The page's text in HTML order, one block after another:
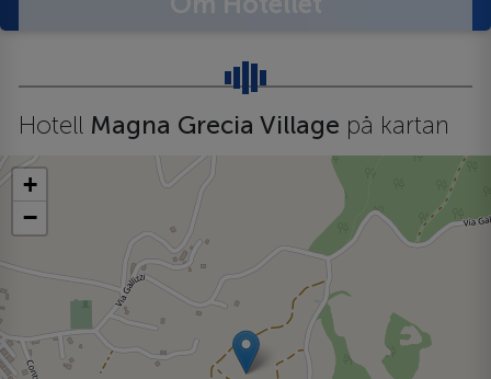
Hotell Magna Grecia Village på kartan
+
−